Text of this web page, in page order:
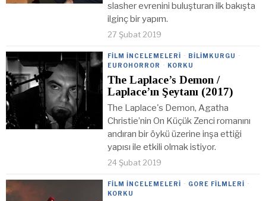
slasher evrenini buluşturan ilk bakışta
ilginç bir yapım.
27 Şubat 2019
FILM İNCELEMELERI · BILIMKURGU ·
EUROHORROR · KORKU
The Laplace’s Demon /
Laplace’ın Şeytanı (2017)
The Laplace's Demon, Agatha
Christie’nin On Küçük Zenci romanını
andıran bir öykü üzerine inşa ettiği
yapısı ile etkili olmak istiyor.
24 Şubat 2019
FILM İNCELEMELERI · GORE FILMLERI ·
KORKU